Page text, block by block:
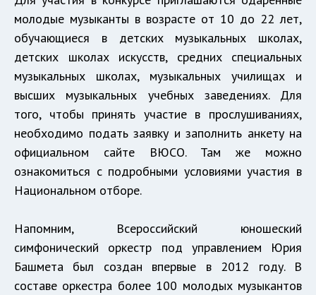
молодые музыканты в возрасте от 10 до 22 лет,
обучающиеся в детских музыкальных школах,
детских школах искусств, средних специальных
музыкальных школах, музыкальных училищах и
высших музыкальных учебных заведениях. Для
того, чтобы принять участие в прослушиваниях,
необходимо подать заявку и заполнить анкету на
официальном сайте ВЮСО. Там же можно
ознакомиться с подробными условиями участия в
Национальном отборе.
Напомним, Всероссийский юношеский
симфонический оркестр под управлением Юрия
Башмета был создан впервые в 2012 году. В
составе оркестра более 100 молодых музыкантов